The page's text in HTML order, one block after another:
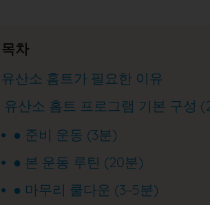
목차
유산소 홈트가 필요한 이유
유산소 홈트 프로그램 기본 구성
● 준비 운동 (3분)
● 본 운동 루틴 (20분)
● 마무리 쿨다운 (3~5분)